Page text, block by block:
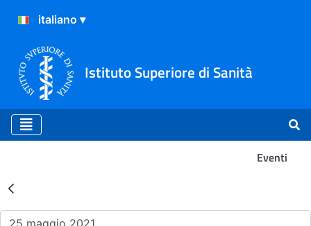
Istituto Superiore di Sanità
Eventi
Risultati della Ricerca -